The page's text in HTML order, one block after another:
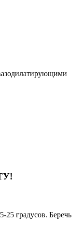
25 градусов. Беречь